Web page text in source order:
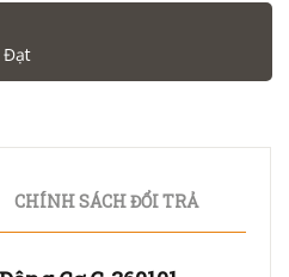
Đạt
CHÍNH SÁCH ĐỔI TRẢ